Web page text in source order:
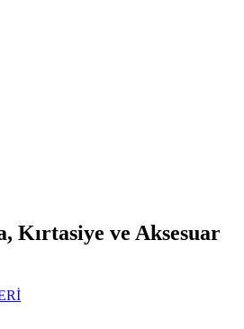
Kırtasiye ve Aksesuar